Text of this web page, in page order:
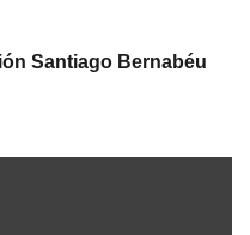
Santiago Bernabéu